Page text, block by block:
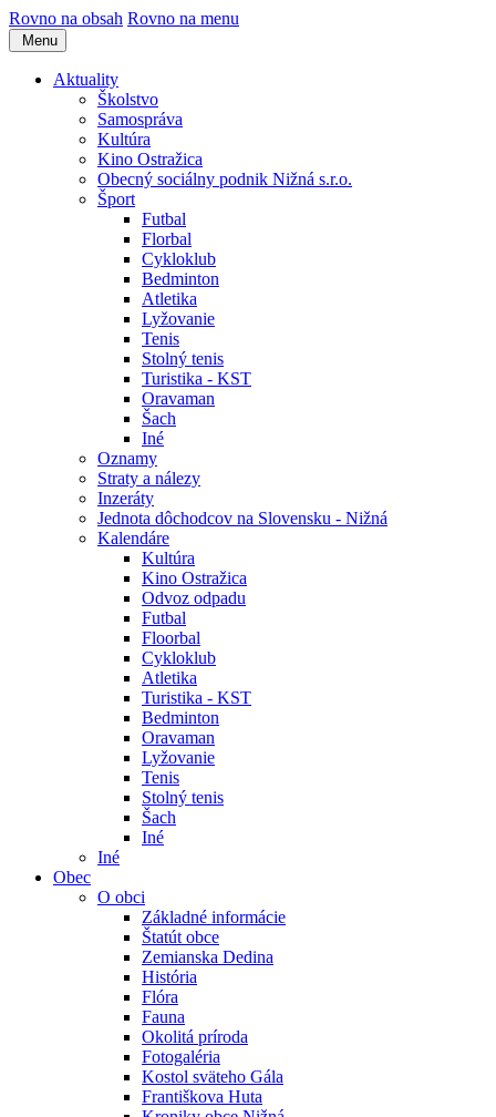
Rovno na obsah Rovno na menu
Menu
Aktuality
Školstvo
Samospráva
Kultúra
Kino Ostražica
Obecný sociálny podnik Nižná s.r.o.
Šport
Futbal
Florbal
Cykloklub
Bedminton
Atletika
Lyžovanie
Tenis
Stolný tenis
Turistika - KST
Oravaman
Šach
Iné
Oznamy
Straty a nálezy
Inzeráty
Jednota dôchodcov na Slovensku - Nižná
Kalendáre
Kultúra
Kino Ostražica
Odvoz odpadu
Futbal
Floorbal
Cykloklub
Atletika
Turistika - KST
Bedminton
Oravaman
Lyžovanie
Tenis
Stolný tenis
Šach
Iné
Iné
Obec
O obci
Základné informácie
Štatút obce
Zemianska Dedina
História
Flóra
Fauna
Okolitá príroda
Fotogaléria
Kostol sväteho Gála
Františkova Huta